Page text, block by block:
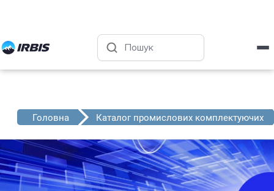
Головна Каталог промислових комплектуючих